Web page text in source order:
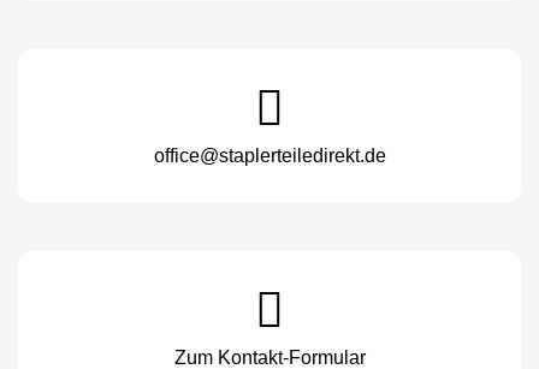
office@staplerteiledirekt.de
Zum Kontakt-Formular